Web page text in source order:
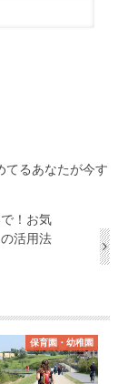
てるあなたが今す
！お気
活用法
保育園・幼稚園